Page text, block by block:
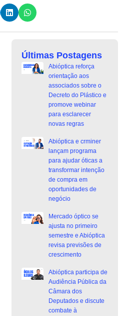
Últimas Postagens
Abióptica reforça
orientação aos
associados sobre o
Decreto do Plástico e
promove webinar
para esclarecer
novas regras
Abióptica e crminer
lançam programa
para ajudar óticas a
transformar intenção
de compra em
oportunidades de
negócio
Mercado óptico se
ajusta no primeiro
semestre e Abióptica
revisa previsões de
crescimento
Abióptica participa de
Audiência Pública da
Câmara dos
Deputados e discute
combate à